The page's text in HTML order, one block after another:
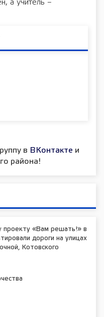
а учитель –
в ВКонтакте и
района!
проекту «Вам решать!» в
дороги на улицах
Котовского